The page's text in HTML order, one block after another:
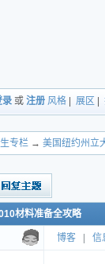
录 或 注册 风格 展区
专栏 → 美国纽约州立
材料准备全攻略
博客 信